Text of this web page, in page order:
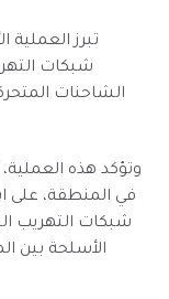
تبرز
شبكات
الشاحنات
وتؤكد هذه
في المنطقة، على
شبكات التهريب
الأسلحة بين